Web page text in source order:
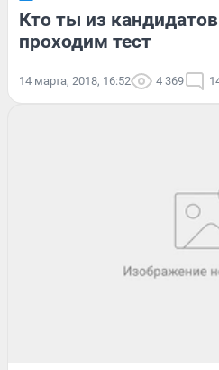
Кто ты из
проходим тест
14 марта, 2018, 16:52 4 369